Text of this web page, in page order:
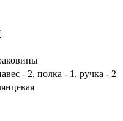
- 2, полка - 1, ручка - 2